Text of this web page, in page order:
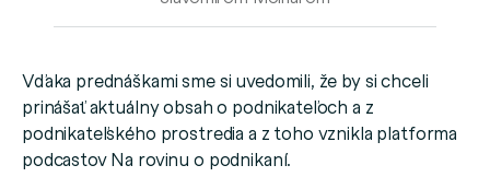
Vďaka prednáškami sme si uvedomili, že by si chceli
prinášať aktuálny obsah o podnikateľoch a z
podnikateľského prostredia a z toho vznikla platforma
podcastov Na rovinu o podnikaní.